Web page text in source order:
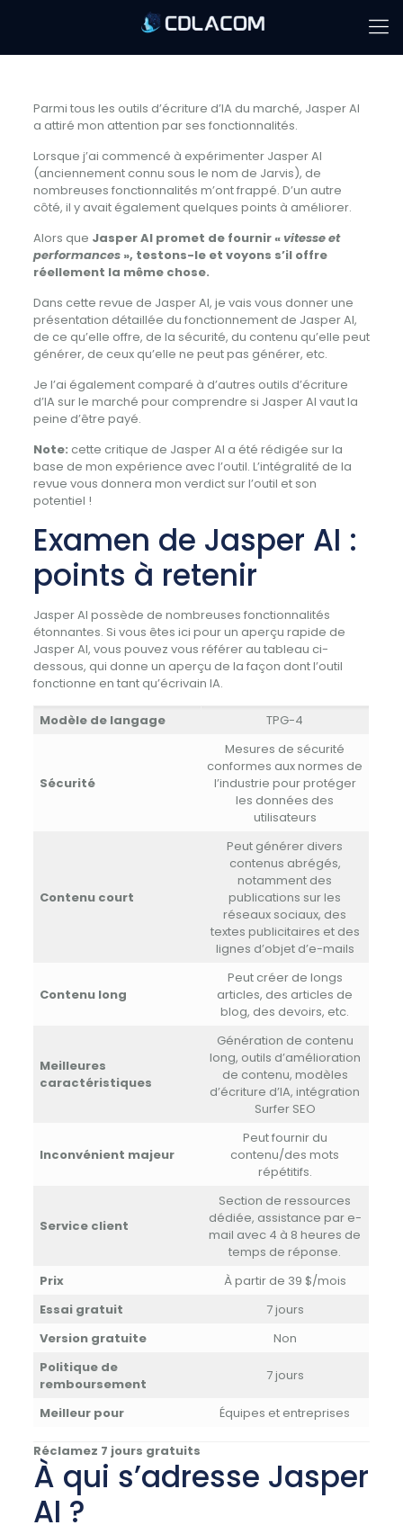
Parmi tous les outils d’écriture d’IA du marché, Jasper AI
a attiré mon attention par ses fonctionnalités.
Lorsque j’ai commencé à expérimenter Jasper AI
(anciennement connu sous le nom de Jarvis), de
nombreuses fonctionnalités m’ont frappé. D’un autre
côté, il y avait également quelques points à améliorer.
Alors que Jasper AI promet de fournir «vitesse et
performances», testons-le et voyons s’il offre
réellement la même chose.
Dans cette revue de Jasper AI, je vais vous donner une
présentation détaillée du fonctionnement de Jasper AI,
de ce qu’elle offre, de la sécurité, du contenu qu’elle peut
générer, de ceux qu’elle ne peut pas générer, etc.
Je l’ai également comparé à d’autres outils d’écriture
d’IA sur le marché pour comprendre si Jasper AI vaut la
peine d’être payé.
Note: cette critique de Jasper AI a été rédigée sur la
base de mon expérience avec l’outil. L’intégralité de la
revue vous donnera mon verdict sur l’outil et son
potentiel !
Examen de Jasper AI :
points à retenir
Jasper AI possède de nombreuses fonctionnalités
étonnantes. Si vous êtes ici pour un aperçu rapide de
Jasper AI, vous pouvez vous référer au tableau ci-
dessous, qui donne un aperçu de la façon dont l’outil
fonctionne en tant qu’écrivain IA.
Modèle de langage TPG-4
Sécurité
Mesures de sécurité
conformes aux normes de
l’industrie pour protéger
les données des
utilisateurs
Contenu court
Peut générer divers
contenus abrégés,
notamment des
publications sur les
réseaux sociaux, des
textes publicitaires et des
lignes d’objet d’e-mails
Contenu long
Peut créer de longs
articles, des articles de
blog, des devoirs, etc.
Meilleures
caractéristiques
Génération de contenu
long, outils d’amélioration
de contenu, modèles
d’écriture d’IA, intégration
Surfer SEO
Inconvénient majeur
Peut fournir du
contenu/des mots
répétitifs.
Service client
Section de ressources
dédiée, assistance par e-
mail avec 4 à 8 heures de
temps de réponse.
Prix
À partir de 39 $/mois
Essai gratuit
7 jours
Version gratuite
Non
Politique de
remboursement
7 jours
Meilleur pour Équipes et entreprises
Réclamez 7 jours gratuits
À qui s’adresse Jasper
AI ?